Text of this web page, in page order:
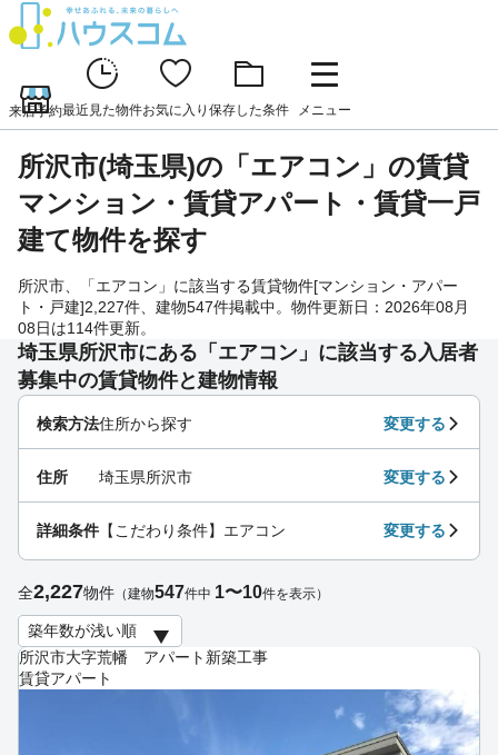
来店予約最近見た物件お気に入り 保存した条件 メニュー
所沢市(埼玉県)の「エアコン」の賃貸
マンション・賃貸アパート・賃貸一戸
建て物件を探す
所沢市、「エアコン」に該当する賃貸物件[マンション・アパー
ト・戸建]2,227件、建物547件掲載中。物件更新日：2026年08月
08日は114件更新。
埼玉県所沢市にある「エアコン」に該当する入居者
募集中の賃貸物件と建物情報
所沢市大字荒幡 アパート新築工事
賃貸アパート
検索方法住所から探す 変更する
住所 埼玉県所沢市 変更する
詳細条件 【こだわり条件】エアコン 変更する
全2,227物件 （建物547件中 1〜10件を表示）